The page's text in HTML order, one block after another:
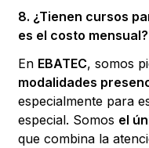
8. ¿Tienen cursos
es el costo mensual?
En EBATEC, somos
modalidades
especialmente para
especial. Somos el
que combina la